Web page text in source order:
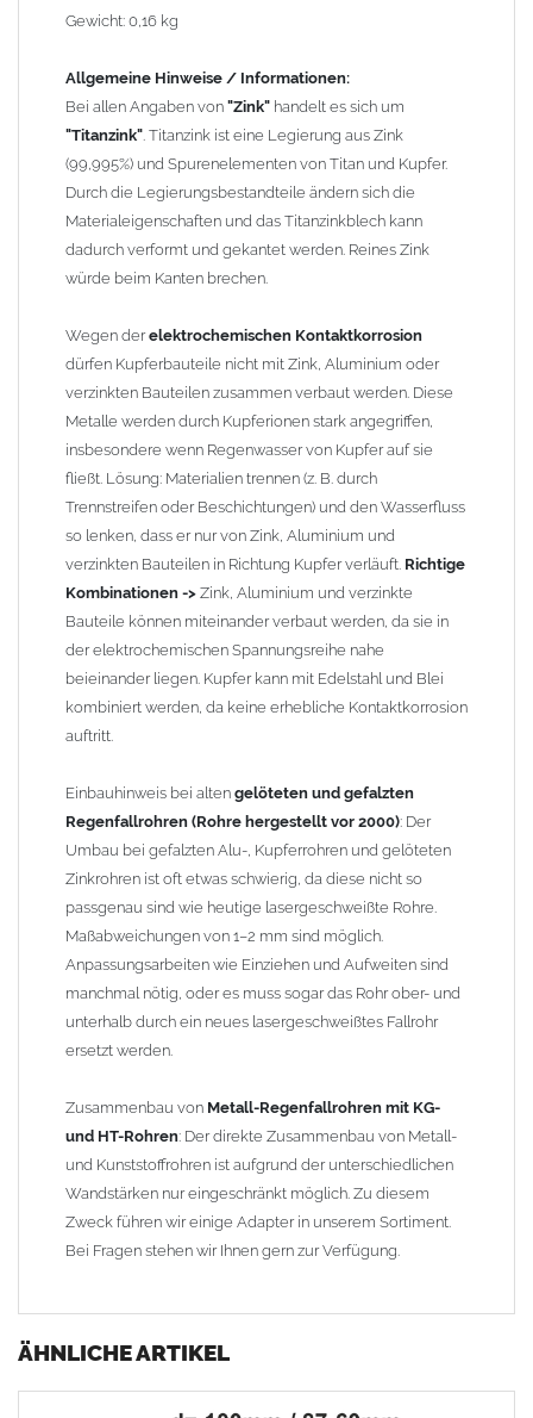
Regenfallrohren (Rohre hergestellt vor 2000)
gefalzten Alu-, Kupferrohren und gelöteten Zinkrohren ist oft
etwas schwierig, da diese nicht so passgenau sind wie heutige
lasergeschweißte Rohre. Maßabweichungen von 1–2 mm sind
möglich. Anpassungsarbeiten wie Einziehen und Aufweiten sind
manchmal nötig, oder es muss sogar das Rohr ober- und
unterhalb durch ein neues lasergeschweißtes Fallrohr ersetzt
Zusammenbau von
: Der direkte Zusammenbau von Metall- und
Wandstärken nur eingeschränkt möglich. Zu diesem Zweck
führen wir einige Adapter in unserem Sortiment. Bei Fragen
stehen wir Ihnen gern zur Verfügung.
Gewicht: 0,16 kg
Allgemeine Hinweise / Informationen:
Bei allen Angaben von "Zink" handelt es sich um
"Titanzink". Titanzink ist eine Legierung aus Zink
(99,995%) und Spurenelementen von Titan und Kupfer.
Durch die Legierungsbestandteile ändern sich die
Materialeigenschaften und das Titanzinkblech kann
dadurch verformt und gekantet werden. Reines Zink
würde beim Kanten brechen.
Wegen derelektrochemischen Kontaktkorrosion
dürfen Kupferbauteile nicht mit Zink, Aluminium oder
verzinkten Bauteilen zusammen verbaut werden. Diese
Metalle werden durch Kupferionen stark angegriffen,
insbesondere wenn Regenwasser von Kupfer auf sie
fließt. Lösung: Materialien trennen (z. B. durch
Trennstreifen oder Beschichtungen) und den Wasserfluss
so lenken, dass er nur von Zink, Aluminium und
verzinkten Bauteilen in Richtung Kupfer verläuft. Richtige
Kombinationen -> Zink, Aluminium und verzinkte
Bauteile können miteinander verbaut werden, da sie in
der elektrochemischen Spannungsreihe nahe
beieinander liegen. Kupfer kann mit Edelstahl und Blei
kombiniert werden, da keine erhebliche Kontaktkorrosion
auftritt.
Einbauhinweis bei alten gelöteten und gefalzten
Regenfallrohren (Rohre hergestellt vor 2000): Der
Umbau bei gefalzten Alu-, Kupferrohren und gelöteten
Zinkrohren ist oft etwas schwierig, da diese nicht so
passgenau sind wie heutige lasergeschweißte Rohre.
Maßabweichungen von 1–2 mm sind möglich.
Anpassungsarbeiten wie Einziehen und Aufweiten sind
manchmal nötig, oder es muss sogar das Rohr ober- und
unterhalb durch ein neues lasergeschweißtes Fallrohr
ersetzt werden.
Zusammenbau von Metall-Regenfallrohren mit KG-
und HT-Rohren: Der direkte Zusammenbau von Metall-
und Kunststoffrohren ist aufgrund der unterschiedlichen
Wandstärken nur eingeschränkt möglich. Zu diesem
Zweck führen wir einige Adapter in unserem Sortiment.
Bei Fragen stehen wir Ihnen gern zur Verfügung.
ÄHNLICHE ARTIKEL